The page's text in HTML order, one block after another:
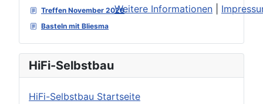
Treffen November 2026
Basteln mit Bliesma
HiFi-Selbstbau
HiFi-Selbstbau Startseite
Weitere Informationen